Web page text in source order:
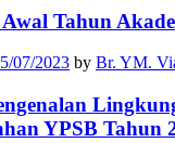
Tahun
07/2023 by Br. YM.
YPSB Tahun